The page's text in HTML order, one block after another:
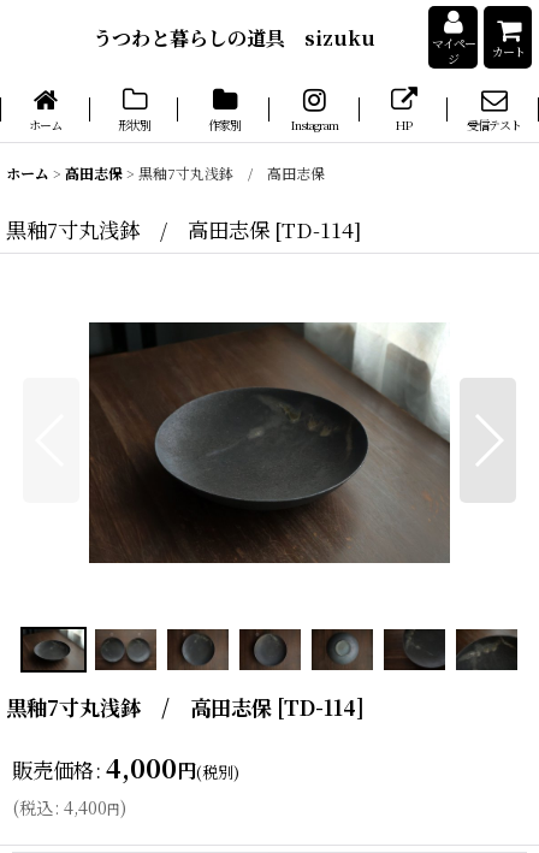
うつわと暮らしの道具 sizuku
マイペー
ジ
カート
ホーム 形状別 作家別 Instagram HP 受信テスト
ホーム > 高田志保> 黒釉7寸丸浅鉢 / 高田志保
黒釉7寸丸浅鉢 / 高田志保 [TD-114]
黒釉7寸丸浅鉢 / 高田志保 [TD-114]
販売価格: 4,000円(税別)
(税込: 4,400円)